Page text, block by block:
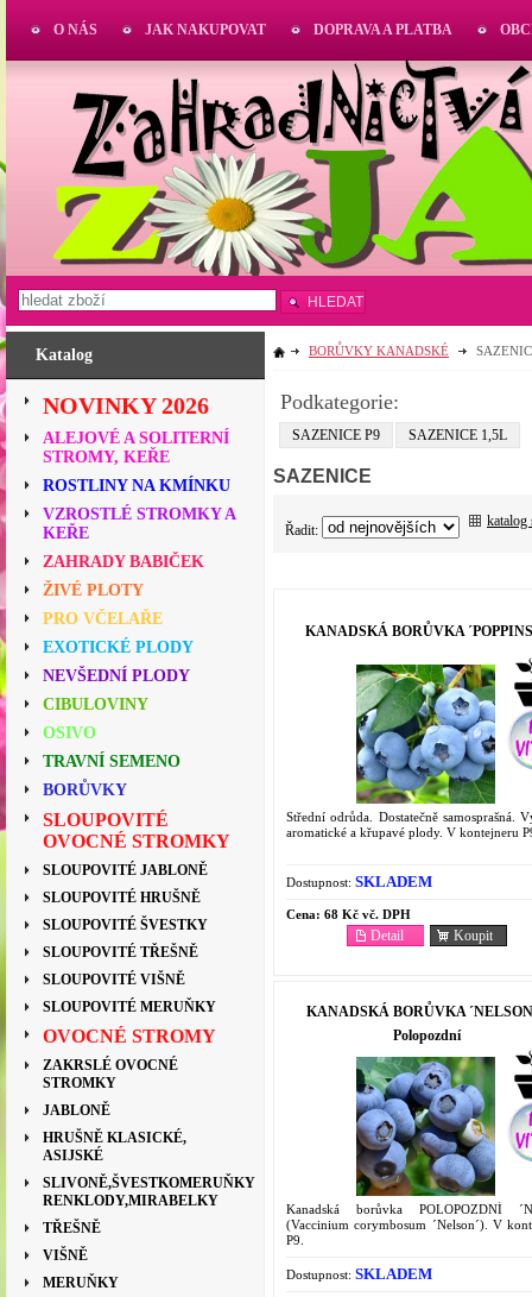
Katalog
NOVINKY 2026
ALEJOVÉ A SOLITERNÍ
STROMY, KEŘE
ROSTLINY NA KMÍNKU
VZROSTLÉ STROMKY A
KEŘE
ZAHRADY BABIČEK
ŽIVÉ PLOTY
PRO VČELAŘE
EXOTICKÉ PLODY
NEVŠEDNÍ PLODY
CIBULOVINY
OSIVO
TRAVNÍ SEMENO
BORŮVKY
SLOUPOVITÉ
OVOCNÉ STROMKY
SLOUPOVITÉ JABLONĚ
SLOUPOVITÉ HRUŠNĚ
SLOUPOVITÉ ŠVESTKY
SLOUPOVITÉ TŘEŠNĚ
SLOUPOVITÉ VIŠNĚ
SLOUPOVITÉ MERUŇKY
OVOCNÉ STROMY
ZAKRSLÉ OVOCNÉ
STROMKY
JABLONĚ
HRUŠNĚ KLASICKÉ,
ASIJSKÉ
SLIVONĚ,ŠVESTKOMERUŇKY
RENKLODY,MIRABELKY
TŘEŠNĚ
VIŠNĚ
MERUŇKY
BORŮVKY KANADSKÉ
Podkategorie:
SAZENICE P9 SAZENICE 1,5L
SAZENICE
Řadit:
katalog
KANADSKÁ BORŮVKA
Střední odrůda. Dostatečně samosprašná.
aromatické a křupavé plody. V kontejneru
Dostupnost: SKLADEM
Cena: 68 Kč vč. DPH
Koupit
Detail
KANADSKÁ BORŮVKA
Polopozdní
Kanadská borůvka POLOPOZDNÍ
(Vaccinium corymbosum ´Nelson´). V
P9.
Dostupnost: SKLADEM
O NÁS JAK NAKUPOVAT DOPRAVA A PLATBA
HLEDAT